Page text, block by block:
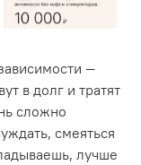
—
в долг и тратят
сложно
смеяться
лучше